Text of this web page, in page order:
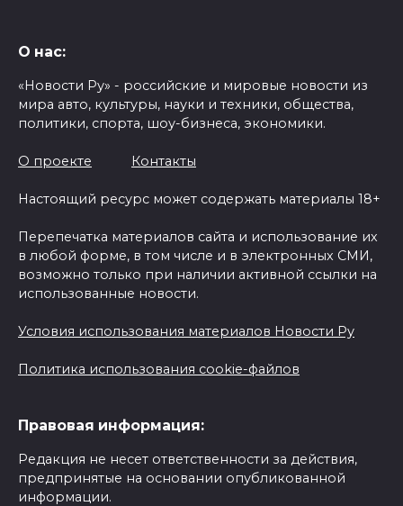
О нас:
«Новости Ру» - российские и мировые новости из
мира авто, культуры, науки и техники, общества,
политики, спорта, шоу-бизнеса, экономики.
О проекте Контакты
Настоящий ресурс может содержать материалы 18+
Перепечатка материалов сайта и использование их
в любой форме, в том числе и в электронных СМИ,
возможно только при наличии активной ссылки на
использованные новости.
Условия использования материалов Новости Ру
Политика использования cookie-файлов
Правовая информация:
Редакция не несет ответственности за действия,
предпринятые на основании опубликованной
информации.